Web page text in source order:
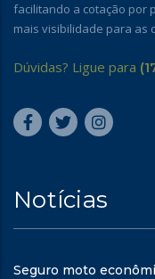
facilitando a cotação por
mais visibilidade para as
Dúvidas? Ligue para
Notícias
Seguro moto